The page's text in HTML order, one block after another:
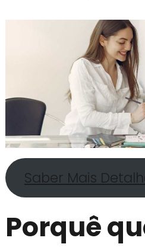
Saber Mais
Porquê